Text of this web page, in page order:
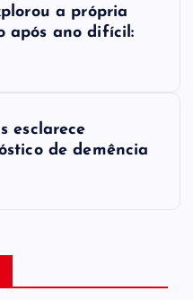
a própria
após ano difícil:
esclarece
de demência